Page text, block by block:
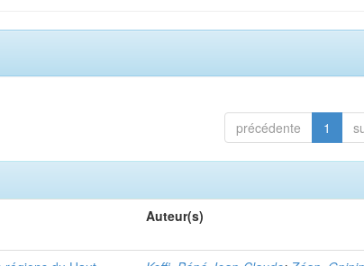
précédente 1
Auteur(s)